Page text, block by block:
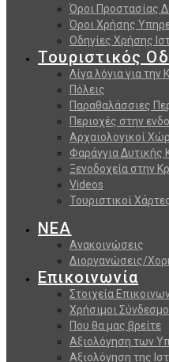
Όροι Προστασίας
Όροι Χρήσης
Οδηγίες Χρήσης
Τουριστικός
Λίγα λόγια για την
Πόλεις
Παραθαλάσσιες
Περιοχές στην
Αρχαιολογικοί
Φαράγγια Δυτικής
Ξενοδοχεία στην
Videos
Τουριστικοί
ΝΕΑ
Ανακοινώσεις
Διοργανώσεις/
Επικοινωνία
Στοιχεία
Χρήσιμοι
Που θα μας βρείτε
Αξιολόγηση των
Αξιολόγηση της